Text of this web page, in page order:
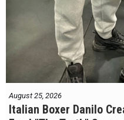
August 25, 2026
Italian Boxer Danilo